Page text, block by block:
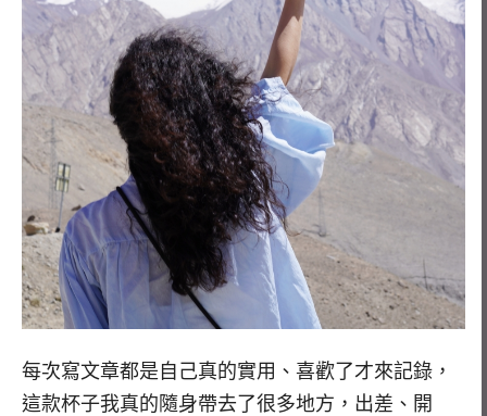
每次寫文章都是自己真的實用、喜歡了才來記錄，
這款杯子我真的隨身帶去了很多地方，出差、開